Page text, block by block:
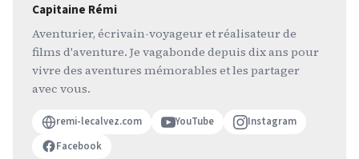
Capitaine Rémi
Aventurier, écrivain-voyageur et réalisateur de
films d'aventure. Je vagabonde depuis dix ans pour
vivre des aventures mémorables et les partager
avec vous.
remi-lecalvez.com YouTube
Instagram
Facebook